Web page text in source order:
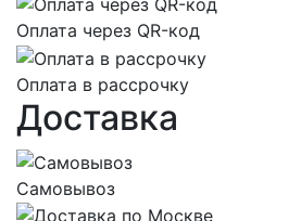
Оплата через QR-код
Оплата в рассрочку
Доставка
Самовывоз